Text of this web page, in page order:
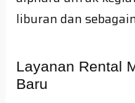
liburan dan
Layanan Rental
Baru